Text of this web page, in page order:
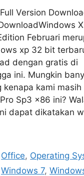
Version
Februari
xp 32 bit
dengan gratis di
ini. Mungkin
kenapa kami
Sp3 x86 ini?
dapat dikatakan
Office, Operating
Windows 7,